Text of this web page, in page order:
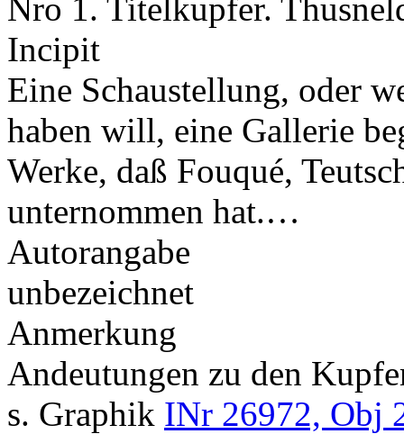
Nro 1. Titelkupfer.
Incipit
Eine Schaustellung, oder
haben will, eine Gallerie
Werke, daß Fouqué,
unternommen hat.…
Autorangabe
unbezeichnet
Anmerkung
Andeutungen zu den
s. Graphik INr 26972, Obj